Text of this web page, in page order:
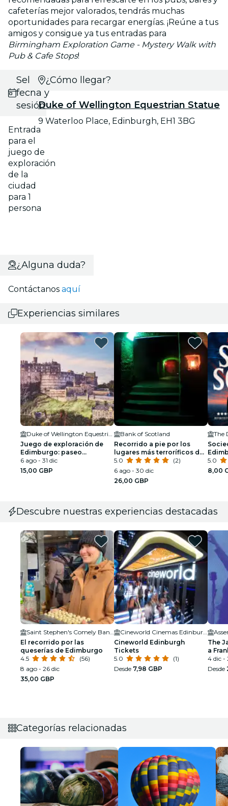
cafeterías mejor valorados, tendrás muchas
oportunidades para recargar energías. ¡Reúne a tus
amigos y consigue ya tus entradas para
Birmingham Exploration Game - Mystery Walk with
Pub & Cafe Stops!
Selecciona
fecha y
sesión
Entrada
para el
juego de
exploración
de la
ciudad
para 1
persona
¿Cómo llegar?
Duke of Wellington Equestrian Statue
9 Waterloo Place, Edinburgh, EH1 3BG
¿Alguna duda?
Contáctanos aquí
Experiencias similares
Juego de exploración de
Edimburgo: paseo
misterioso con paradas en
pubs y cafeterías
6 ago - 31 dic
15,00 GBP
Bank of Scotland
Recorrido a pie por los
lugares más terroríficos de
Edimburgo
5.0
(2)
6 ago - 30 dic
26,00 GBP
The
5.0
8,00
Descubre nuestras experiencias destacadas
El recorrido por las
queserías de Edimburgo
4.5
(56)
8 ago - 26 dic
35,00 GBP
Cineworld Edinburgh
Tickets
5.0
(1)
Desde 7,98 GBP
The
a
4 dic -
Desde
Categorías relacionadas